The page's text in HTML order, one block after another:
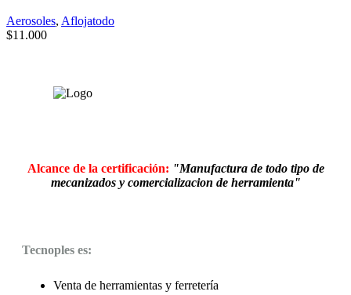
Aerosoles, Aflojatodo
$11.000
Alcance de la certificación: "Manufactura de todo tipo de
mecanizados y comercializacion de herramienta"
Tecnoples es:
Venta de herramientas y ferretería